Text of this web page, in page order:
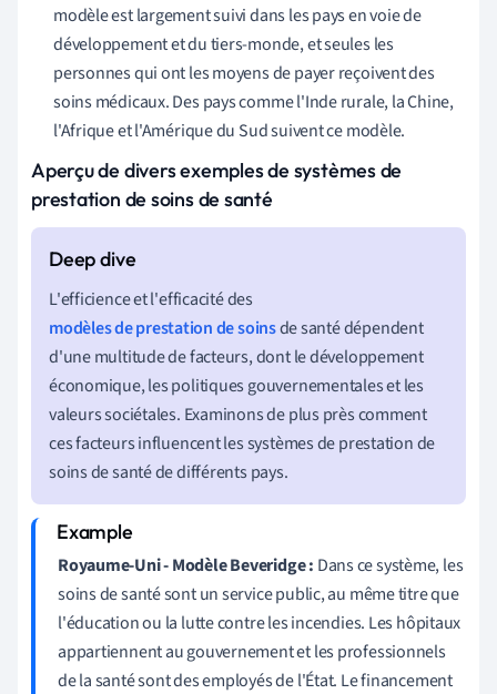
modèle est largement suivi dans les pays en voie de
développement et du tiers-monde, et seules les
personnes qui ont les moyens de payer reçoivent des
soins médicaux. Des pays comme l'Inde rurale, la Chine,
l'Afrique et l'Amérique du Sud suivent ce modèle.
Aperçu de divers exemples de systèmes de
prestation de soins de santé
L'efficience et l'efficacité des
modèles de prestation de soinsde santé dépendent
d'une multitude de facteurs, dont le développement
économique, les politiques gouvernementales et les
valeurs sociétales. Examinons de plus près comment
ces facteurs influencent les systèmes de prestation de
soins de santé de différents pays.
Royaume-Uni - Modèle Beveridge : Dans ce système, les
soins de santé sont un service public, au même titre que
l'éducation ou la lutte contre les incendies. Les hôpitaux
appartiennent au gouvernement et les professionnels
de la santé sont des employés de l'État. Le financement